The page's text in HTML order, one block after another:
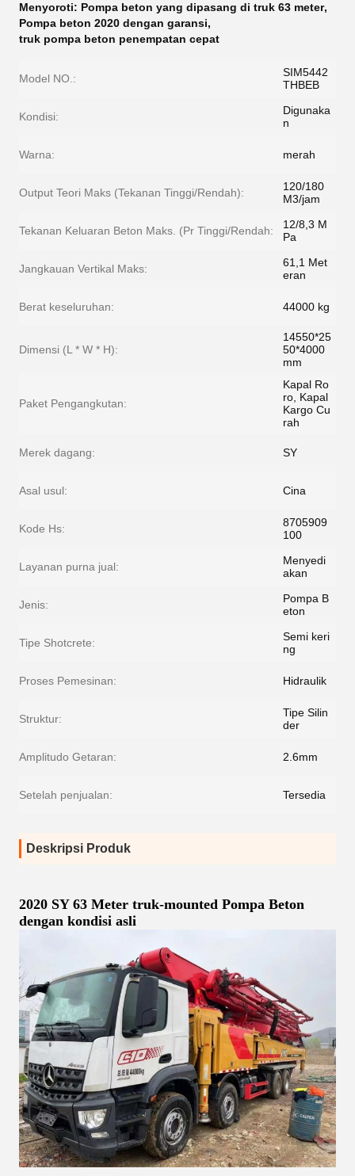
Menyoroti: Pompa beton yang dipasang di truk 63 meter,
Pompa beton 2020 dengan garansi,
truk pompa beton penempatan cepat
Model NO.:
SIM5442
THBEB
Kondisi:
Digunaka
n
Warna: merah
Output Teori Maks (Tekanan Tinggi/Rendah):
120/180
M3/jam
Tekanan Keluaran Beton Maks. (Pr Tinggi/Rendah:
12/8,3 M
Pa
Jangkauan Vertikal Maks:
61,1 Met
eran
Berat keseluruhan: 44000 kg
Dimensi (L * W * H):
14550*25
50*4000
mm
Paket Pengangkutan:
Kapal Ro
ro, Kapal
Kargo Cu
rah
Merek dagang: SY
Asal usul: Cina
Kode Hs:
8705909
100
Layanan purna jual:
Menyedi
akan
Jenis:
Pompa B
eton
Tipe Shotcrete:
Semi keri
ng
Proses Pemesinan: Hidraulik
Struktur:
Tipe Silin
der
Amplitudo Getaran: 2.6mm
Setelah penjualan: Tersedia
Deskripsi Produk
2020 SY 63 Meter truk-mounted Pompa Beton
dengan kondisi asli